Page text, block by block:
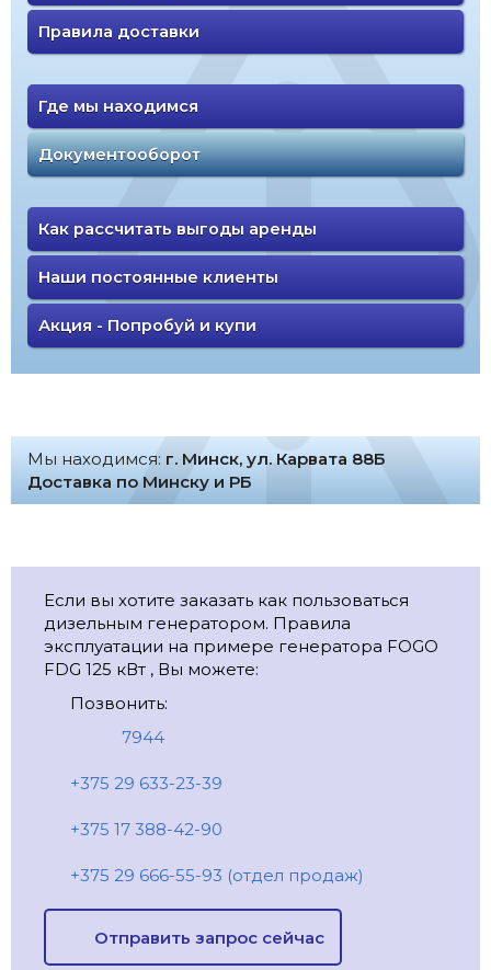
Правила доставки
Где мы находимся
Документооборот
Как рассчитать выгоды аренды
Наши постоянные клиенты
Акция - Попробуй и купи
Мы находимся: г. Минск, ул. Карвата 88Б
Доставка по Минску и РБ
Если вы хотите заказать как пользоваться
дизельным генератором. Правила
эксплуатации на примере генератора FOGO
FDG 125 кВт , Вы можете:
Позвонить:
7944
+375 29 633-23-39
+375 17 388-42-90
+375 29 666-55-93 (отдел продаж)
Отправить запрос сейчас